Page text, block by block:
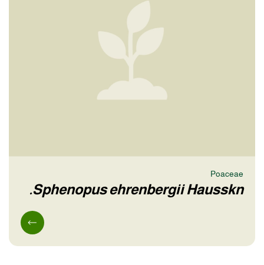
Poaceae
Sphenopus ehrenbergii Hausskn.